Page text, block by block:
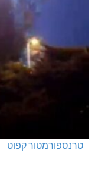
טרנספורמטור קפוט